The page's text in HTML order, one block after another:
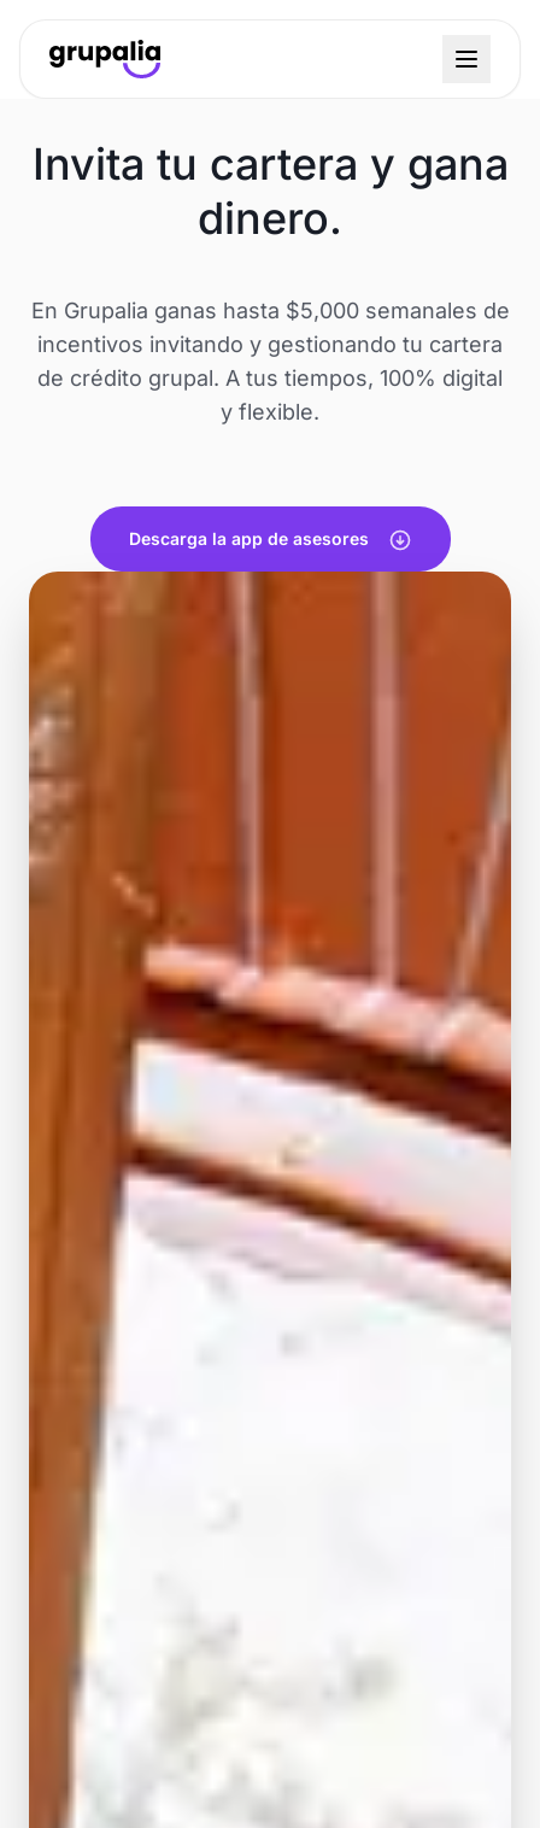
Invita tu cartera y gana
dinero.
En Grupalia ganas hasta $5,000 semanales de
incentivos invitando y gestionando tu cartera
de crédito grupal. A tus tiempos, 100% digital
y flexible.
Descarga la app de asesores